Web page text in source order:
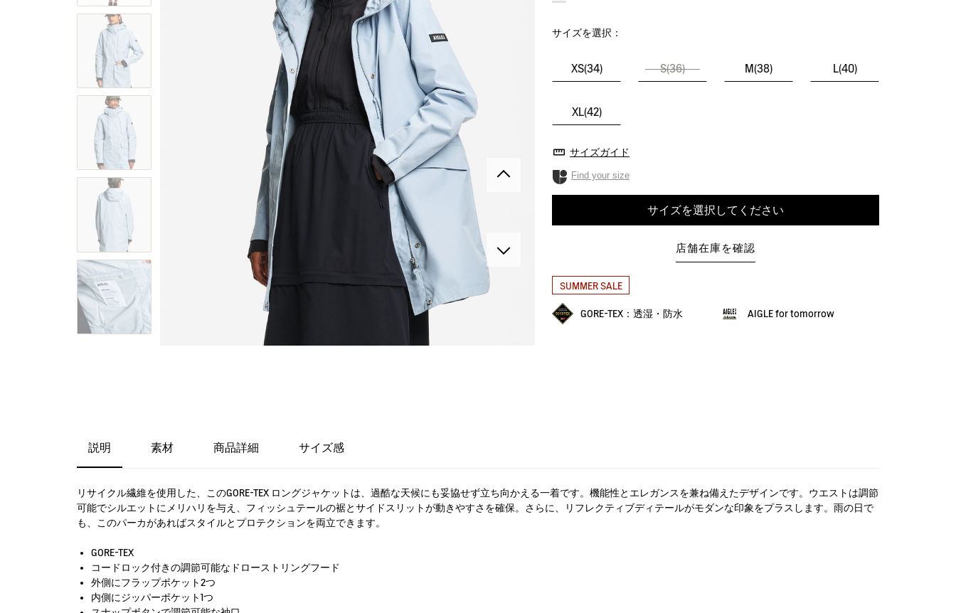
サイズを選択：
XS(34) S(36) M(38) L(40)
XL(42)
サイズガイド
Find your size
サイズを選択してください
店舗在庫を確認
SUMMER SALE
GORE-TEX：透湿・防水 AIGLE for tomorrow
説明 素材 商品詳細 サイズ感
リサイクル繊維を使用した、このGORE-TEX ロングジャケットは、過酷な天候にも妥協せず立ち向かえる一着です。機能性とエレガンスを兼ね備えたデザインです。ウエストは調節
可能でシルエットにメリハリを与え、フィッシュテールの裾とサイドスリットが動きやすさを確保。さらに、リフレクティブディテールがモダンな印象をプラスします。雨の日で
も、このパーカがあればスタイルとプロテクションを両立できます。
GORE-TEX
コードロック付きの調節可能なドローストリングフード
外側にフラップポケット2つ
内側にジッパーポケット1つ